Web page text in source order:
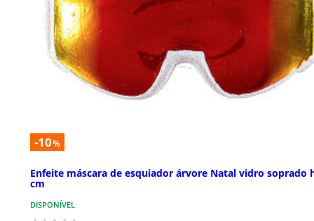
-10%
Enfeite máscara de esquiador árvore Natal vidro soprado
cm
DISPONÍVEL